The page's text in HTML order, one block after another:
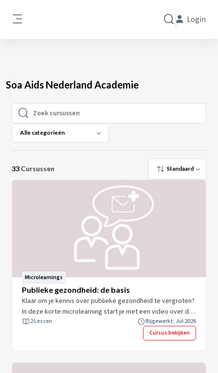
Schakel zoek
Login
Soa Aids Nederland Academie
Zoek cursussen
Zoek cursussen
Alle categorieën
33 Cursussen Standaard
Microlearnings
Publieke gezondheid: de basis
Klaar om je kennis over publieke gezondheid te vergroten?
In deze korte microlearning start je met een video over de
geschiedenis van de publieke gezondheid. Je leert meer
over de 9 kerntaken en seksuele gezondheid en je krijgt
direct toepasbare inzichten. Na afloop ben je beter
de ontwikkelingen en de taken binnen de publieke
2 Lessen
Bijgewerkt: Jul 2026
Cursus bekijken